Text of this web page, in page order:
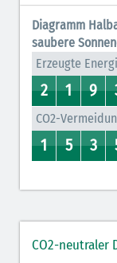
Diagramm
saubere
Erzeugte
1
2
2 0
1
1 8
9
9
CO2-
0
1
1 4
5
5 2
3
3
CO2-neutraler